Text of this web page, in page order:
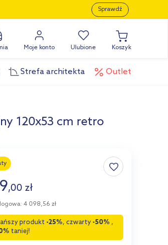
Sprawdź
Moje konto Ulubione Koszyk
Strefa architekta Outlet
120x53 cm retro
,00 zł
4 098,56 zł
produkt -25%, czwarty -50% ,
taniej!